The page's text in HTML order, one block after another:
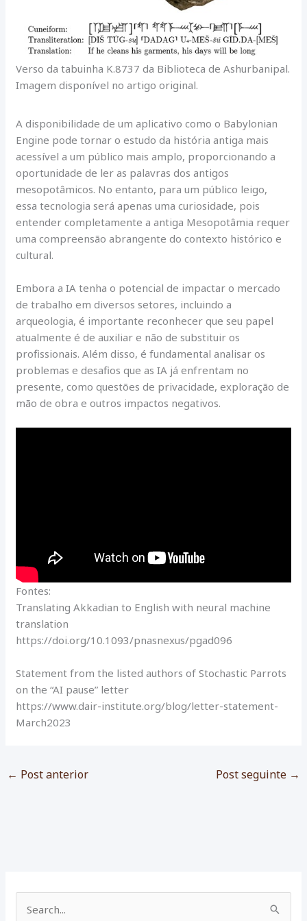
Verso da tabuinha K.8737 da Biblioteca de Ashurbanipal.
Imagem disponível no artigo original.
A disponibilidade de um aplicativo como o Babylonian
Engine pode tornar o estudo da história antiga mais
acessível a um público mais amplo, proporcionando a
oportunidade de ler as palavras dos antigos
mesopotâmicos. No entanto, para um público leigo,
essa tecnologia será apenas uma curiosidade, pois
entender completamente a antiga Mesopotâmia requer
uma compreensão abrangente do contexto histórico e
cultural.
Embora a IA tenha o potencial de impactar o mercado
de trabalho em diversos setores, incluindo a
arqueologia, é importante reconhecer que seu papel
atualmente é de auxiliar e não de substituir os
profissionais. Além disso, é fundamental analisar os
problemas e desafios que as IA já enfrentam no
presente, como questões de privacidade, exploração de
mão de obra e outros impactos negativos.
Fontes:
Translating Akkadian to English with neural machine
translation
https://doi.org/10.1093/pnasnexus/pgad096
Statement from the listed authors of Stochastic Parrots
on the “AI pause” letter
https://www.dair-institute.org/blog/letter-statement-
March2023
← Post anterior Post seguinte →